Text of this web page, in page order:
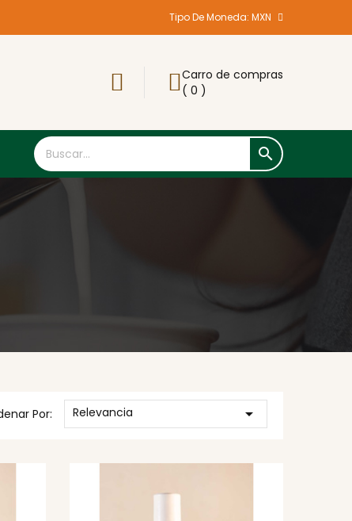
Tipo De Moneda: MXN
Carro de compras
( 0 )

Por: Relevancia 